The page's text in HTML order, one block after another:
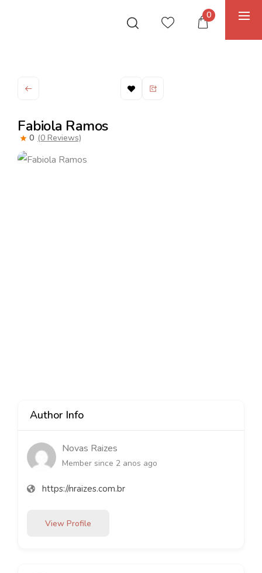
0
Fabiola Ramos
0 (0 Reviews)
Author Info
Novas Raizes
Member since 2 anos ago
https://nraizes.com.br
View Profile